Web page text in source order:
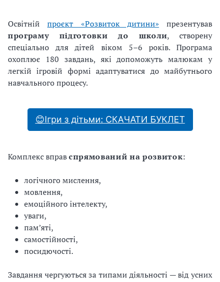
Освітнійпроєкт «Розвиток дитини» презентував
програму підготовки до школи, створену
спеціально для дітей віком 5–6 років. Програма
охоплює 180 завдань, які допоможуть малюкам у
легкій ігровій формі адаптуватися до майбутнього
навчального процесу.
😊Ігри з дітьми: СКАЧАТИ БУКЛЕТ
Комплекс вправспрямований на розвиток:
логічного мислення,
мовлення,
емоційного інтелекту,
уваги,
пам’яті,
самостійності,
посидючості.
Завдання чергуються за типами діяльності — від усних